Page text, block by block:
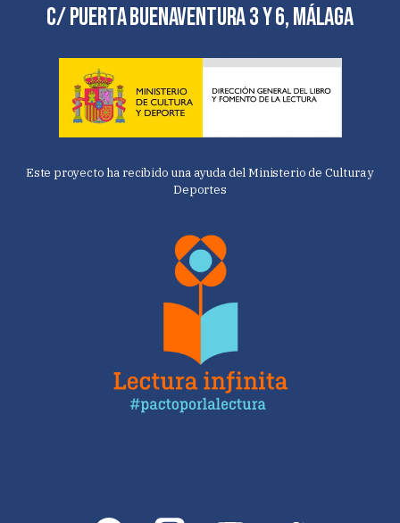
C/ Puerta Buenaventura 3 y 6, Málaga
Este proyecto ha recibido una ayuda del Ministerio de Cultura y
Deportes